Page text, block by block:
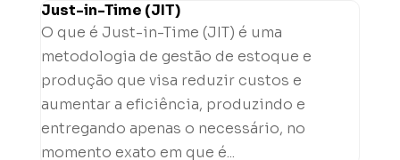
Just-in-Time (JIT)
O que é Just-in-Time (JIT) é uma
metodologia de gestão de estoque e
produção que visa reduzir custos e
aumentar a eficiência, produzindo e
entregando apenas o necessário, no
momento exato em que é...